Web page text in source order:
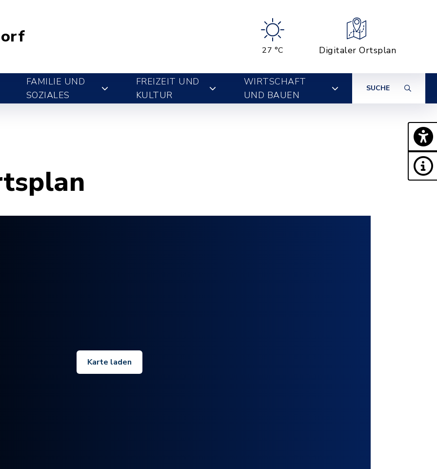
27 °C Digitaler Ortsplan
FAMILIE UND
SOZIALES
FREIZEIT UND
KULTUR
WIRTSCHAFT
UND BAUEN
SUCHE
Karte laden